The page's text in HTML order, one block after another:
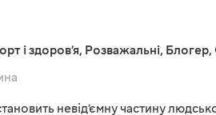
і здоровʼя, Розважальні, Блогер,
невід’ємну частину